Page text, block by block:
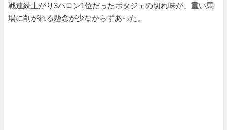
戦連続上がり3ハロン1位だったポタジェの切れ味が、重い馬
場に削がれる懸念が少なからずあった。